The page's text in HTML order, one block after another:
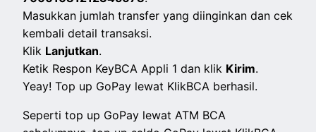
Masukkan jumlah transfer yang diinginkan dan cek
kembali detail transaksi.
Klik Lanjutkan.
Ketik Respon KeyBCA Appli 1 dan klik Kirim.
Yeay! Top up GoPay lewat KlikBCA berhasil.
Seperti top up GoPay lewat ATM BCA